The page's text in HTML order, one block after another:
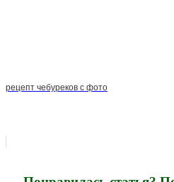
рецепт чебуреков с фото